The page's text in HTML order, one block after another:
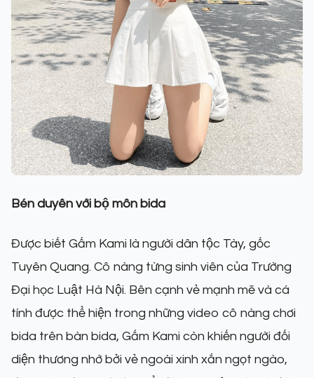
Bén duyên với bộ môn bida
Được biết Gấm Kami là người dân tộc Tày, gốc
Tuyên Quang. Cô nàng từng sinh viên của Trường
Đại học Luật Hà Nội. Bên cạnh vẻ mạnh mẽ và cá
tính được thể hiện trong những video cô nàng chơi
bida trên bàn bida, Gấm Kami còn khiến người đối
diện thương nhớ bởi vẻ ngoài xinh xắn ngọt ngào,